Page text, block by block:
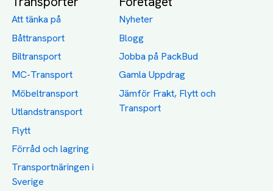
Att tänka på
Båttransport
Biltransport
MC-Transport
Möbeltransport
Utlandstransport
Flytt
Förråd och lagring
Transportnäringen i
Sverige
Nyheter
Blogg
Jobba på PackBud
Gamla Uppdrag
Jämför Frakt, Flytt och
Transport